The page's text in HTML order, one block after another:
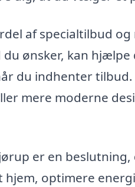
af specialtilbud
du ønsker, kan
du indhenter
mere moderne
er en
hjem, optimere